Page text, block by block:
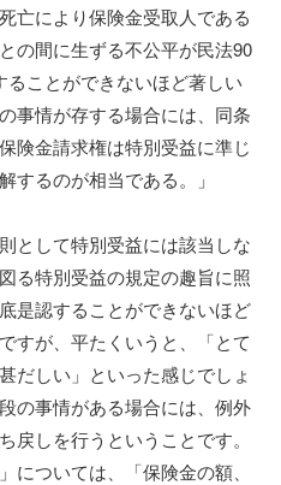
亡により保険金受取人である
の間に生ずる不公平が民法90
ことができないほど著しい
事情が存する場合には、同条
険金請求権は特別受益に準じ
するのが相当である。」
として特別受益には該当しな
る特別受益の規定の趣旨に照
是認することができないほど
すが、平たくいうと、「とて
だしい」といった感じでしょ
の事情がある場合には、例外
戻しを行うということです。
ついては、「保険金の額、